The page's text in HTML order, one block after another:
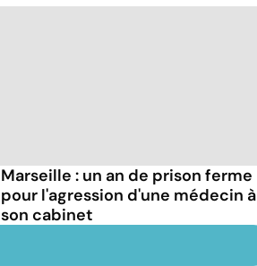
Marseille : un an de prison ferme
pour l'agression d'une médecin à
son cabinet